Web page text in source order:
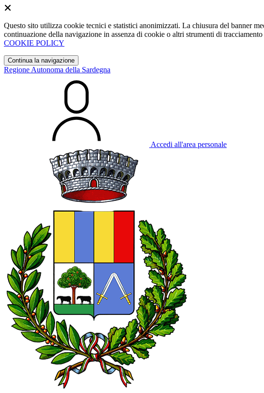
Questo sito utilizza cookie tecnici e statistici anonimizzati. La chiusura del banner
continuazione della navigazione in assenza di cookie o altri strumenti di
COOKIE POLICY
Continua la navigazione
Regione Autonoma della Sardegna
Accedi all'area personale